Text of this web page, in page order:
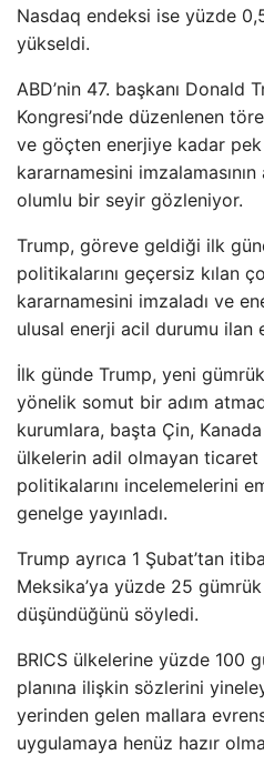
Nasdaq endeksi ise yüzde
yükseldi.
ABD’nin 47. başkanı Donald
Kongresi’nde düzenlenen
ve göçten enerjiye kadar
kararnamesini
olumlu bir seyir gözleniyor.
Trump, göreve geldiği ilk
politikalarını geçersiz kılan
kararnamesini imzaladı ve
ulusal enerji acil durumu ilan
İlk günde Trump, yeni
yönelik somut bir adım
kurumlara, başta Çin,
ülkelerin adil olmayan ticaret
politikalarını incelemelerini
genelge yayınladı.
Trump ayrıca 1 Şubat’tan
Meksika’ya yüzde 25
düşündüğünü söyledi.
BRICS ülkelerine yüzde 100
planına ilişkin sözlerini
yerinden gelen mallara
uygulamaya henüz hazır